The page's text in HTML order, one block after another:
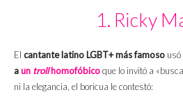
1. Ricky
El cantante latino LGBT+ más famoso
aun trollhomofóbicoque lo invitó a
ni la elegancia, el boricua le contestó: